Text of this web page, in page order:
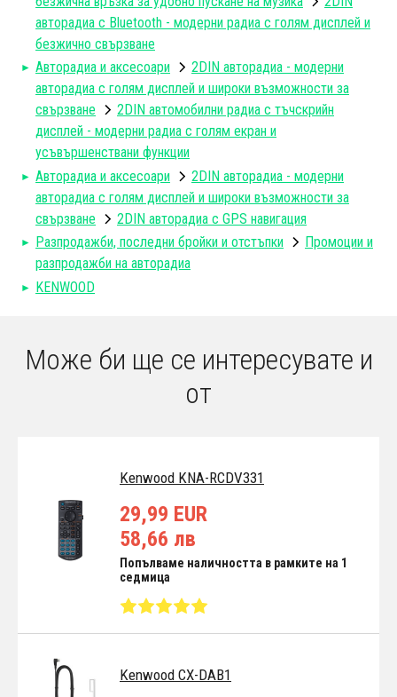
авторадиа с Bluetooth - модерни радиа с голям дисплей и
безжично свързване
Авторадиa и аксесоари
2DIN авторадиa - модерни
авторадиa с голям дисплей и широки възможности за
свързване
2DIN автомобилни радиа с тъчскрийн
дисплей - модерни радиа с голям екран и
усъвършенствани функции
Авторадиa и аксесоари
2DIN авторадиa - модерни
авторадиa с голям дисплей и широки възможности за
свързване
2DIN авторадиа с GPS навигация
Разпродажби, последни бройки и отстъпки
Промоции и
разпродажби на авторадиа
KENWOOD
Може би ще се интересувате и
от
Kenwood KNA-RCDV331
29,99 EUR
58,66 лв
Попълваме наличността в рамките на 1
седмица
Kenwood CX-DAB1